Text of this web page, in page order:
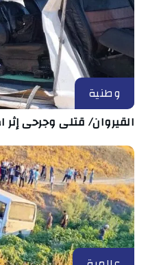
وطنية
القيروان/ قتلى وجرحى